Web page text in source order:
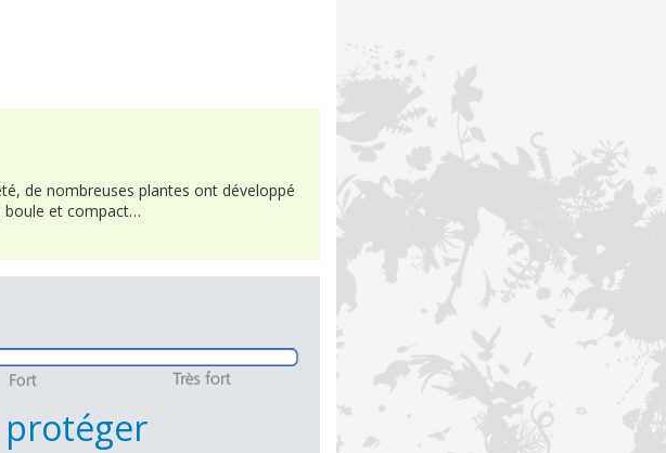
de nombreuses plantes ont développé
boule et compact…